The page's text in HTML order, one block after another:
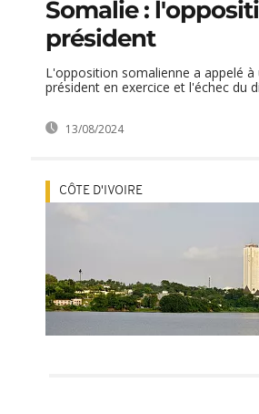
Somalie :
président
L'opposition somalienne a appelé
président en exercice et l'échec du
13/08/2024
CÔTE D'IVOIRE